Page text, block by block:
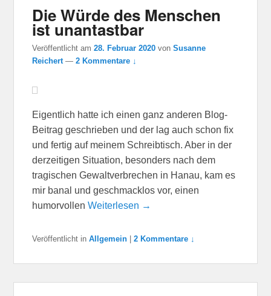
Die Würde des Menschen
ist unantastbar
Veröffentlicht am28. Februar 2020 vonSusanne
Reichert —2 Kommentare ↓
Eigentlich hatte ich einen ganz anderen Blog-
Beitrag geschrieben und der lag auch schon fix
und fertig auf meinem Schreibtisch. Aber in der
derzeitigen Situation, besonders nach dem
tragischen Gewaltverbrechen in Hanau, kam es
mir banal und geschmacklos vor, einen
humorvollenWeiterlesen →
Veröffentlicht in Allgemein |2 Kommentare ↓